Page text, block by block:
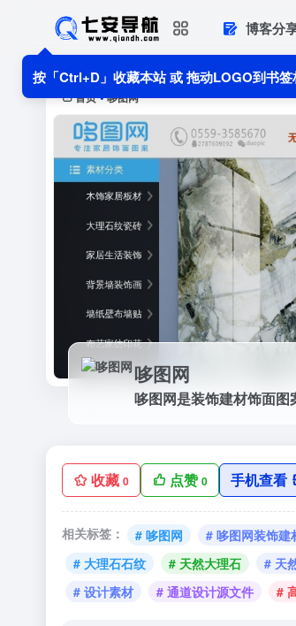
按「Ctrl+D」收藏本站 或 拖动LOGO到书签
博客分
首页 • 哆图网
哆图网
哆图网是装饰建材饰面图
收藏 0 点赞0 手机查看
相关标签： # 哆图网 # 哆图网装饰建
# 大理石石纹
# 天然大理石 # 天
# 设计素材
# 通道设计源文件 #
哆图网
哆图网是装饰建材